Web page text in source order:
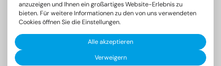
anzuzeigen und Ihnen ein großartiges Website-Erlebnis zu
bieten. Für weitere Informationen zu den von uns verwendeten
Cookies öffnen Sie die Einstellungen.
Alle akzeptieren
Verweigern